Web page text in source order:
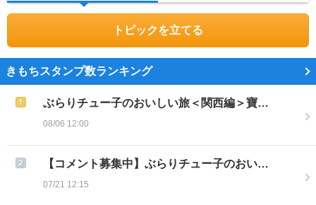
トピックを立てる
きもちスタンプ数ランキング
ぶらりチュー子のおいしい旅＜関西編＞寶…
08/06 12:00
【コメント募集中】ぶらりチュー子のおい…
07/21 12:15